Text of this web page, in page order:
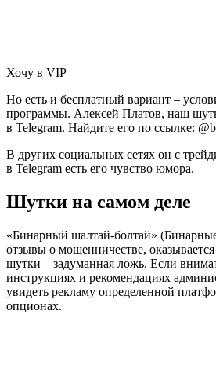
Хочу в VIP
Но есть и бесплатный вариант –
программы. Алексей Платов, наш
в Telegram. Найдите его по ссылке:
В других социальных сетях он с
в Telegram есть его чувство юмора.
Шутки на самом деле
«Бинарный шалтай-болтай»
отзывы о мошенничестве,
шутки – задуманная ложь. Если
инструкциях и рекомендациях
увидеть рекламу определенной
опционах.